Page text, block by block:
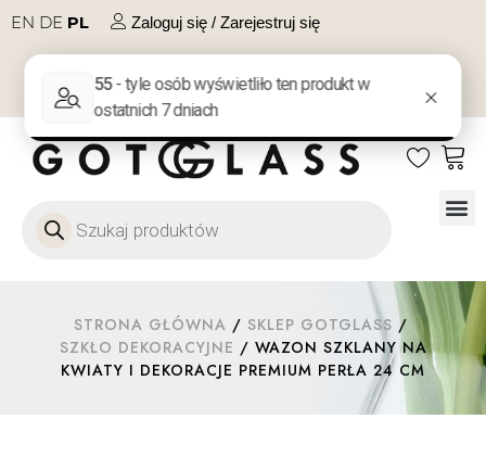
EN DE PL Zaloguj się / Zarejestruj się
NA PREZENT KONTAKT
STRONA GŁÓWNA / SKLEP GOTGLASS /
SZKŁO DEKORACYJNE / WAZON SZKLANY NA
KWIATY I DEKORACJE PREMIUM PERŁA 24 CM